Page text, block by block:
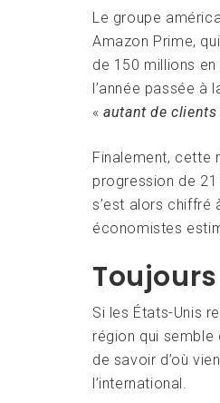
Le groupe
Amazon Prime,
de 150 millions
l’année passée à
«autant de clients
Finalement, cette
progression de
s’est alors chiffré
économistes
Si les États-Unis
région qui
de savoir d’où
l’international.